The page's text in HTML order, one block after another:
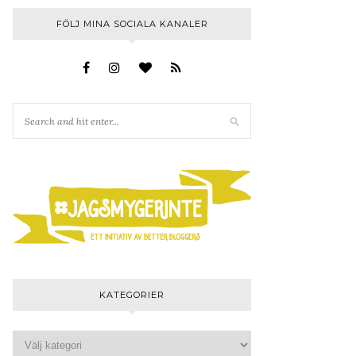
FÖLJ MINA SOCIALA KANALER
KATEGORIER